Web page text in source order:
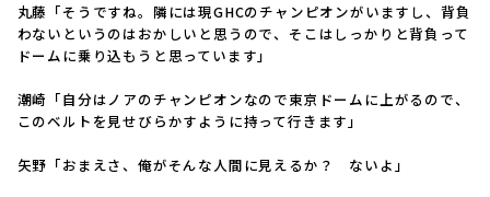
丸藤「そうですね。隣には現GHCのチャンピオンがいますし、背負
わないというのはおかしいと思うので、そこはしっかりと背負って
ドームに乗り込もうと思っています」
潮崎「自分はノアのチャンピオンなので東京ドームに上がるので、
このベルトを見せびらかすように持って行きます」
矢野「おまえさ、俺がそんな人間に見えるか？ ないよ」